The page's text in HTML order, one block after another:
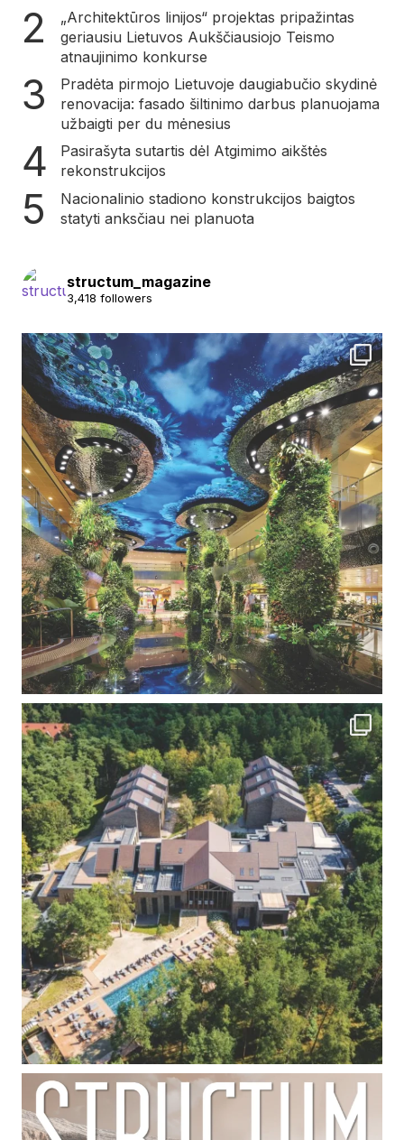
„Architektūros linijos“ projektas pripažintas
geriausiu Lietuvos Aukščiausiojo Teismo
atnaujinimo konkurse
Pradėta pirmojo Lietuvoje daugiabučio skydinė
renovacija: fasado šiltinimo darbus planuojama
užbaigti per du mėnesius
Pasirašyta sutartis dėl Atgimimo aikštės
rekonstrukcijos
Nacionalinio stadiono konstrukcijos baigtos
statyti anksčiau nei planuota
structum_magazine
3,418 followers